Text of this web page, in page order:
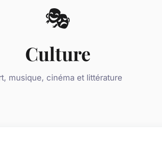
🎭
Culture
musique, cinéma et littérature